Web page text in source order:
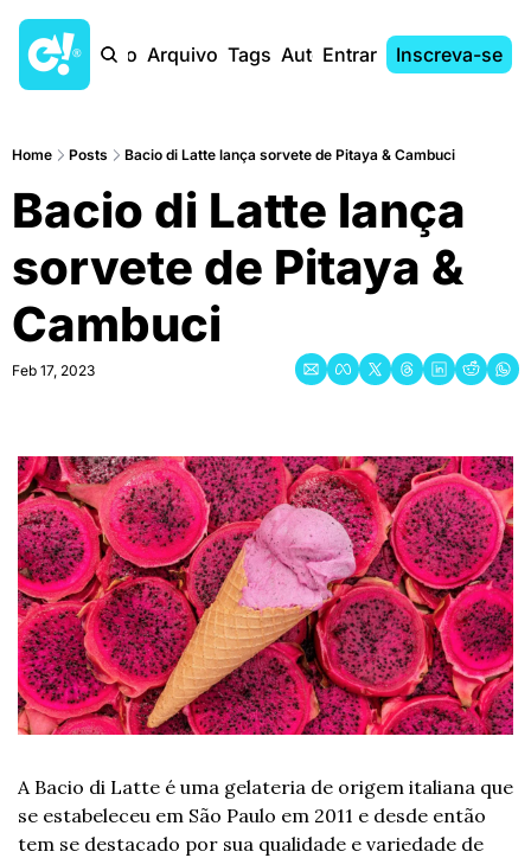
Início Arquivo Tags AutoresEntrar Inscreva-se
Home Posts Bacio di Latte lança sorvete de Pitaya & Cambuci
Bacio di Latte lança
sorvete de Pitaya &
Cambuci
Feb 17, 2023
A Bacio di Latte é uma gelateria de origem italiana que
se estabeleceu em São Paulo em 2011 e desde então
tem se destacado por sua qualidade e variedade de